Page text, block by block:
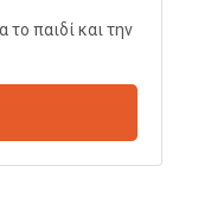
το παιδί και την